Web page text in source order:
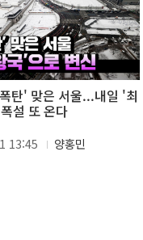
탄' 맞은 서울...내일 '최
설 또 온다
13:45 양홍민